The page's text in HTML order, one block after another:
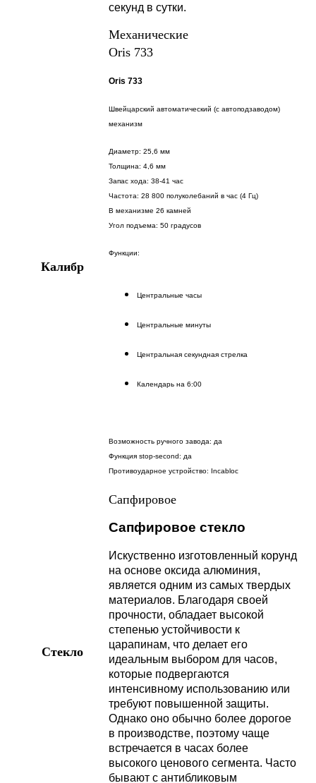
секунд в сутки.
Механические
Калибр
Oris 733
Oris 733
Швейцарский автоматический (с автоподзаводом)
механизм
Диаметр: 25,6 мм
Толщина: 4,6 мм
Запас хода: 38-41 час
Частота: 28 800 полуколебаний в час (4 Гц)
В механизме 26 камней
Угол подъема: 50 градусов
Функции:
Центральные часы
Центральные минуты
Центральная секундная стрелка
Календарь на 6:00
Возможность ручного завода: да
Функция stop-second: да
Противоударное устройство: Incabloc
Стекло
Сапфировое
Сапфировое стекло
Искуственно изготовленный корунд
на основе оксида алюминия,
является одним из самых твердых
материалов. Благодаря своей
прочности, обладает высокой
степенью устойчивости к
царапинам, что делает его
идеальным выбором для часов,
которые подвергаются
интенсивному использованию или
требуют повышенной защиты.
Однако оно обычно более дорогое
в производстве, поэтому чаще
встречается в часах более
высокого ценового сегмента. Часто
бывают с антибликовым